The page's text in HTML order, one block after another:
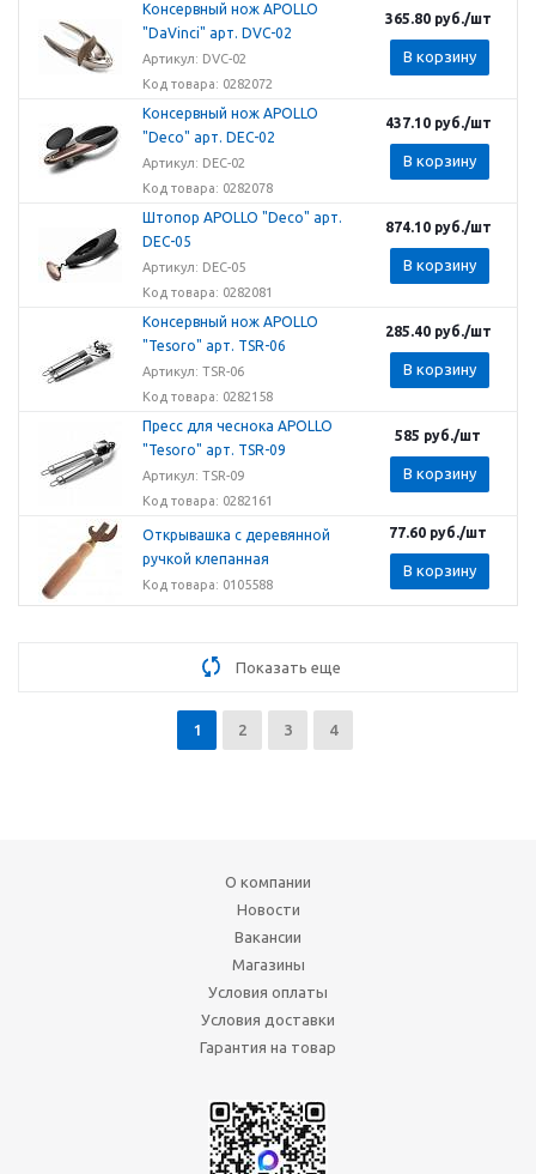
Консервный нож APOLLO
"DaVinci" арт. DVC-02
Артикул: DVC-02
Код товара: 0282072
365.80руб./шт
В корзину
Консервный нож APOLLO
"Deco" арт. DEC-02
Артикул: DEC-02
Код товара: 0282078
437.10руб./шт
В корзину
Штопор APOLLO "Deco" арт.
DEC-05
Артикул: DEC-05
Код товара: 0282081
874.10руб./шт
В корзину
Консервный нож APOLLO
"Tesoro" арт. TSR-06
Артикул: TSR-06
Код товара: 0282158
285.40руб./шт
В корзину
Пресс для чеснока APOLLO
"Tesoro" арт. TSR-09
Артикул: TSR-09
Код товара: 0282161
585 руб./шт
В корзину
Открывашка с деревянной
ручкой клепанная
Код товара: 0105588
77.60 руб./шт
В корзину
Показать еще
1 2 3 4
О компании
Новости
Вакансии
Магазины
Условия оплаты
Условия доставки
Гарантия на товар